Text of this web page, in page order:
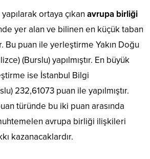
ortaya çıkan avrupa birliği
yer alan ve bilinen en küçük taban
Bu puan ile yerleştirme Yakın Doğu
(Burslu) yapılmıştır. En büyük
ise İstanbul Bilgi
232,61073 puan ile yapılmıştır.
türünde bu iki puan arasında
avrupa birliği ilişkileri
kazanacaklardır.